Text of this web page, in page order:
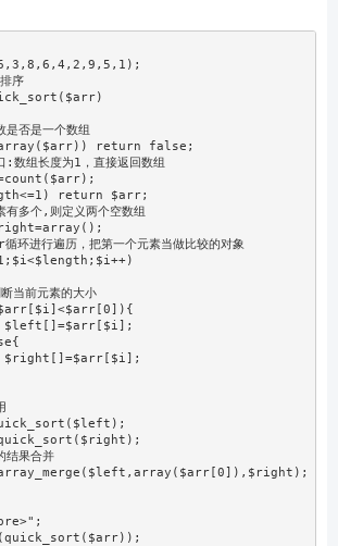
序
否是一个数组
return false;
组长度为1，直接返回数组
return $arr;
多个,则定义两个空数组
进行遍历，把第一个元素当做比较的对象
前元素的大小
果合并